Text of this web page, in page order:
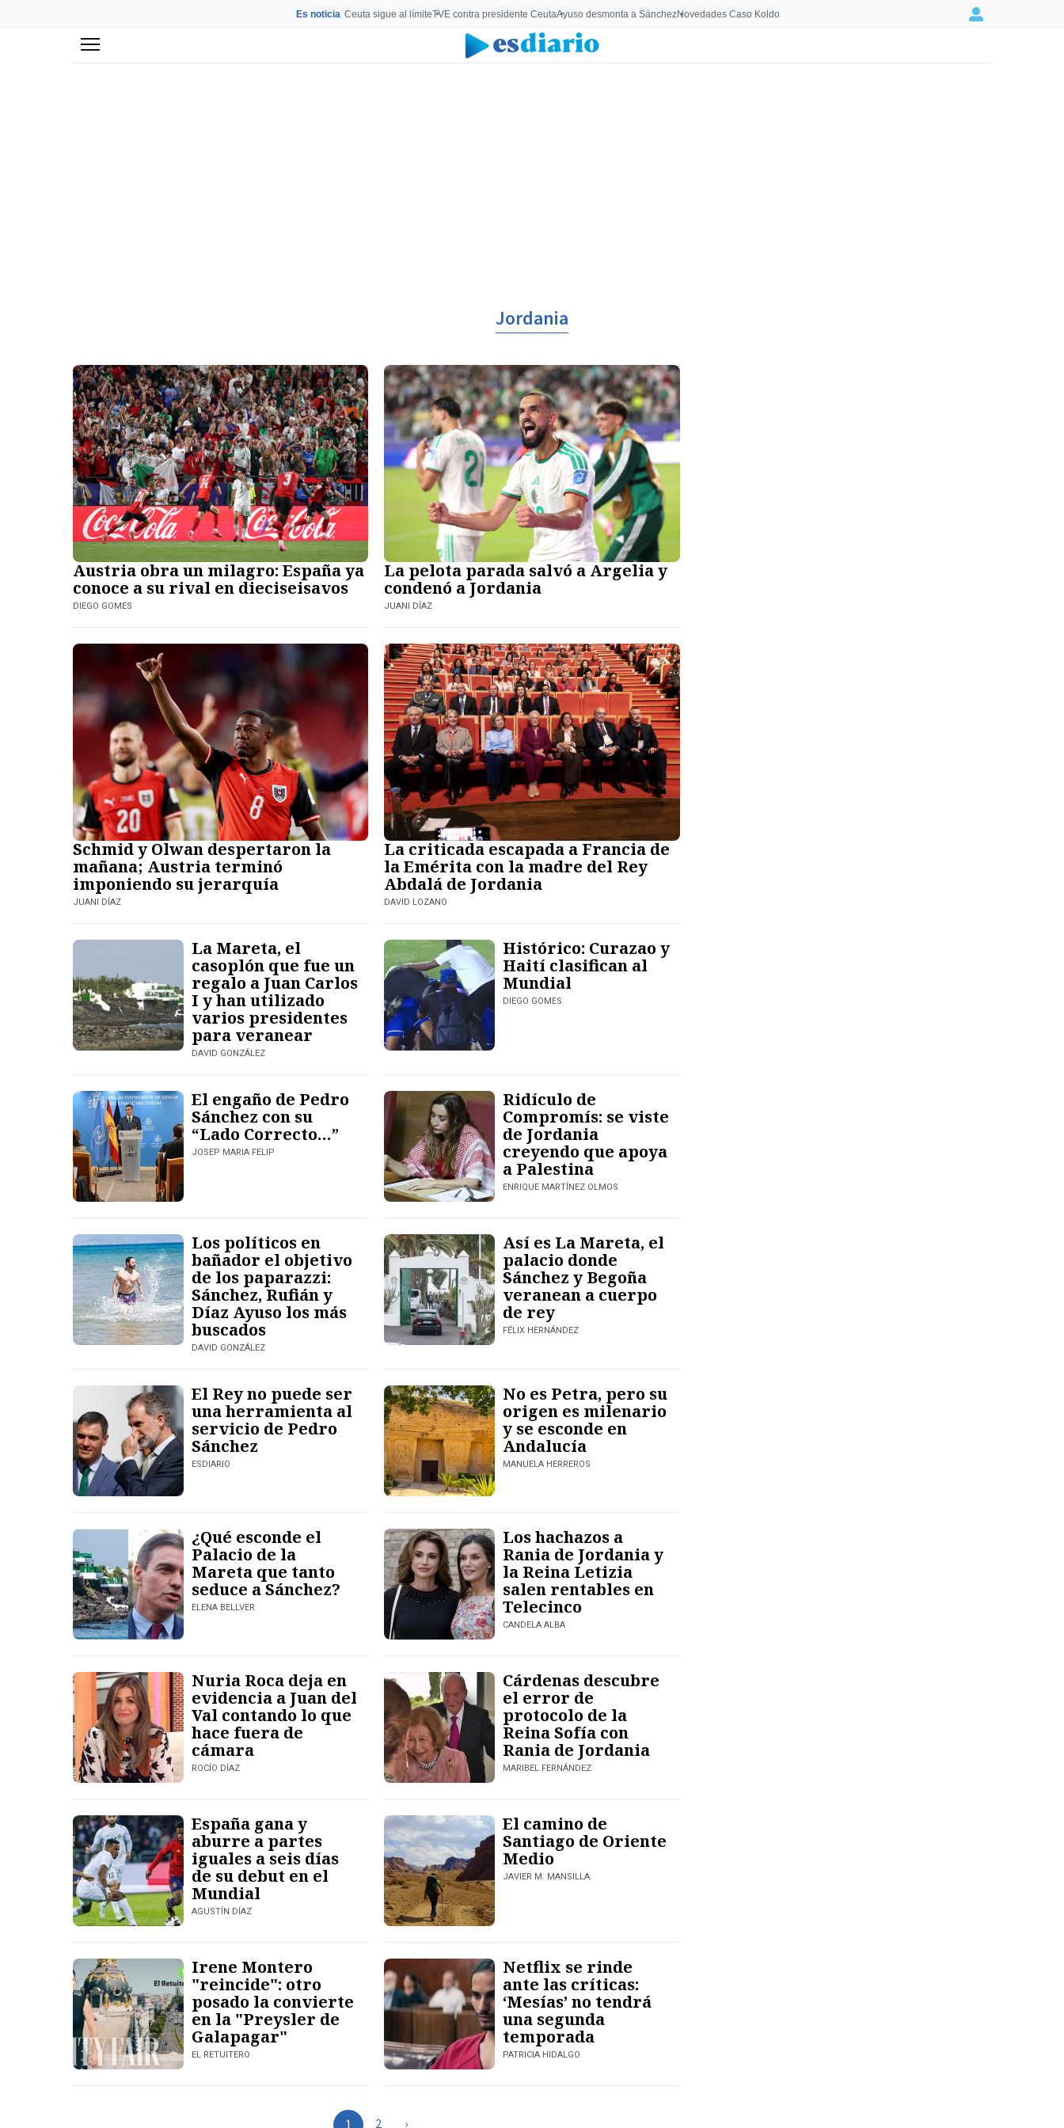
Es noticia Ceuta sigue al límiteTVE contra presidente CeutaAyuso desmonta a SánchezNovedades Caso Koldo Login
Menú
Jordania
Austria obra un milagro: España ya
conoce a su rival en dieciseisavos
DIEGO GOMES
La pelota parada salvó a Argelia y
condenó a Jordania
JUANI DÍAZ
Schmid y Olwan despertaron la
mañana; Austria terminó
imponiendo su jerarquía
JUANI DÍAZ
La criticada escapada a Francia de
la Emérita con la madre del Rey
Abdalá de Jordania
DAVID LOZANO
La Mareta, el
casoplón que fue un
regalo a Juan Carlos
I y han utilizado
varios presidentes
para veranear
DAVID GONZÁLEZ
Histórico: Curazao y
Haití clasifican al
Mundial
DIEGO GOMES
El engaño de Pedro
Sánchez con su
“Lado Correcto…”
JOSEP MARIA FELIP
Ridículo de
Compromís: se viste
de Jordania
creyendo que apoya
a Palestina
ENRIQUE MARTÍNEZ OLMOS
Los políticos en
bañador el objetivo
de los paparazzi:
Sánchez, Rufián y
Díaz Ayuso los más
buscados
DAVID GONZÁLEZ
Así es La Mareta, el
palacio donde
Sánchez y Begoña
veranean a cuerpo
de rey
FÉLIX HERNÁNDEZ
El Rey no puede ser
una herramienta al
servicio de Pedro
Sánchez
ESDIARIO
No es Petra, pero su
origen es milenario
y se esconde en
Andalucía
MANUELA HERREROS
¿Qué esconde el
Palacio de la
Mareta que tanto
seduce a Sánchez?
ELENA BELLVER
Los hachazos a
Rania de Jordania y
la Reina Letizia
salen rentables en
Telecinco
CANDELA ALBA
Nuria Roca deja en
evidencia a Juan del
Val contando lo que
hace fuera de
cámara
ROCÍO DÍAZ
Cárdenas descubre
el error de
protocolo de la
Reina Sofía con
Rania de Jordania
MARIBEL FERNÁNDEZ
España gana y
aburre a partes
iguales a seis días
de su debut en el
Mundial
AGUSTÍN DÍAZ
El camino de
Santiago de Oriente
Medio
JAVIER M. MANSILLA.
Irene Montero
"reincide": otro
posado la convierte
en la "Preysler de
Galapagar"
EL RETUITERO
Netflix se rinde
ante las críticas:
‘Mesías’ no tendrá
una segunda
temporada
PATRICIA HIDALGO
2 ›